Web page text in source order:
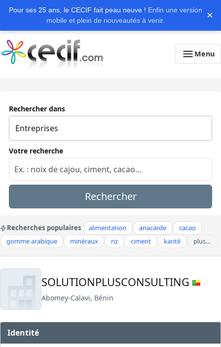
Pour ses 25 ans, le CECIF fait peau neuve ! Enfin une version
mobile et plein de nouveautés à venir.
×
Menu
Rechercher dans
Votre recherche
Rechercher
Recherches populaires alimentation anacarde
cacao
gomme arabique
minéraux riz ciment karité plus…
SOLUTIONPLUSCONSULTING
Abomey-Calavi, Bénin
Identité